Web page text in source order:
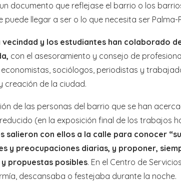
documento que reflejase el barrio o los
puede llegar a ser o lo que necesita ser Palma-
vecindad y los estudiantes han colaborado
con el asesoramiento y consejo de
sociólogos, periodistas y
creación de la ciudad.
de las personas del barrio que se han
(en la exposición final de los trabajos
salieron con ellos a la calle para conocer
y preocupaciones diarias, y proponer,
propuestas posibles. En el Centro de
descansaba o festejaba durante la noche.